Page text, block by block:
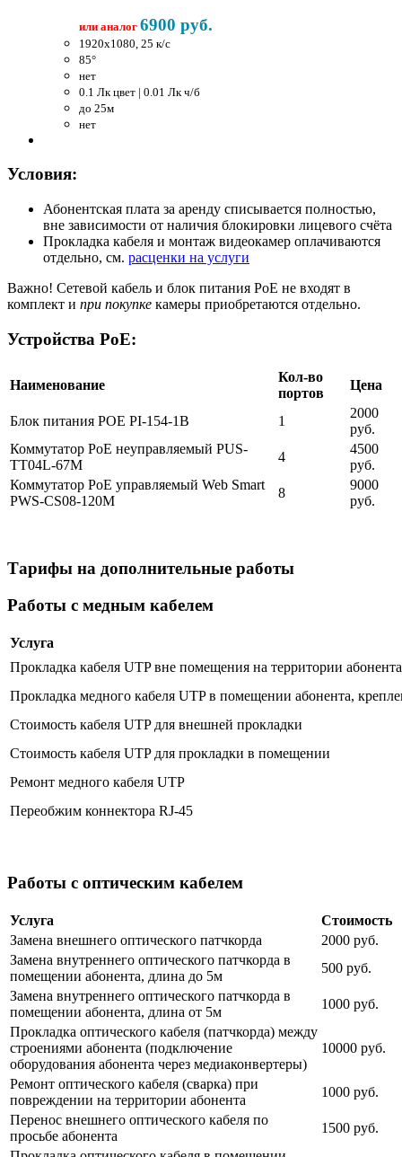
или аналог 6900 руб.
1920x1080, 25 к/c
85°
нет
0.1 Лк цвет | 0.01 Лк ч/б
до 25м
нет
Условия:
Абонентская плата за аренду списывается полностью,
вне зависимости от наличия блокировки лицевого счёта
Прокладка кабеля и монтаж видеокамер оплачиваются
отдельно, см. расценки на услуги
Важно! Сетевой кабель и блок питания PoE не входят в
комплект и при покупке камеры приобретаются отдельно.
Устройства PoE:
Наименование
Кол-во
портов
Цена
Блок питания POE PI-154-1B 1
2000
руб.
Коммутатор PoE неуправляемый PUS-
TT04L-67M
4
4500
руб.
Коммутатор PoE управляемый Web Smart
PWS-CS08-120M
8
9000
руб.
Тарифы на дополнительные работы
Работы с медным кабелем
Услуга
Прокладка кабеля UTP вне помещения на территории
Прокладка медного кабеля UTP в помещении абонента,
Стоимость кабеля UTP для внешней прокладки
Стоимость кабеля UTP для прокладки в помещении
Ремонт медного кабеля UTP
Переобжим коннектора RJ-45
Работы с оптическим кабелем
Услуга
Стоимость
Замена внешнего оптического патчкорда
2000 руб.
Замена внутреннего оптического патчкорда в
помещении абонента, длина до 5м
500 руб.
Замена внутреннего оптического патчкорда в
помещении абонента, длина от 5м
1000 руб.
Прокладка оптического кабеля (патчкорда) между
строениями абонента (подключение
оборудования абонента через медиаконвертеры)
10000 руб.
Ремонт оптического кабеля (сварка) при
повреждении на территории абонента
1000 руб.
Перенос внешнего оптического кабеля по
просьбе абонента
1500 руб.